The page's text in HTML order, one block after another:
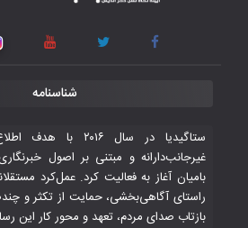
شناسنامه
ستاگیدیا در سال
غیرجانب‌دارانه و مبتنی بر اصول
بامیان آغاز به فعالیت کرد. عمل‌کرد
راستای آگاهی‌بخشی، حمایت از تکثر و
بازتاب صدای مردم، تعهد و محور کار این